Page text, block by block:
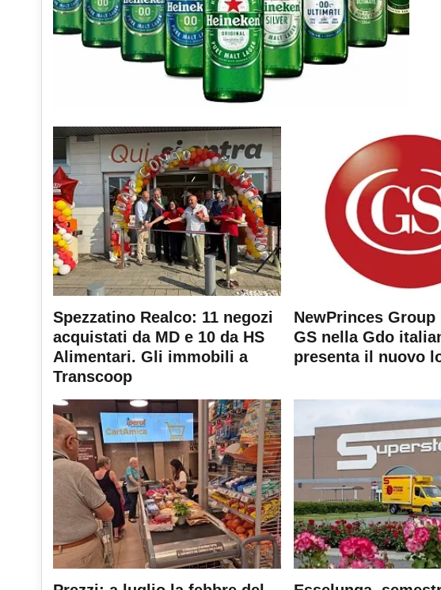
Spezzatino Realco: 11 negozi
acquistati da MD e 10 da HS
Alimentari. Gli immobili a
Transcoop
NewPrinces
GS nella Gdo
presenta il nuovo